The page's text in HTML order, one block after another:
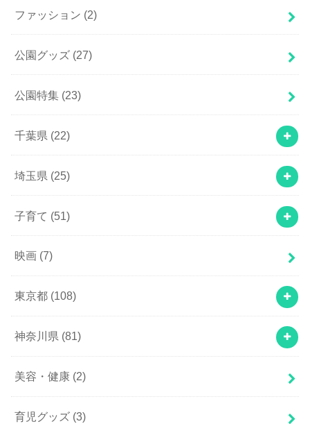
ファッション (2)
公園グッズ (27)
公園特集 (23)
千葉県 (22)
埼玉県 (25)
子育て (51)
映画 (7)
東京都 (108)
神奈川県 (81)
美容・健康 (2)
育児グッズ (3)